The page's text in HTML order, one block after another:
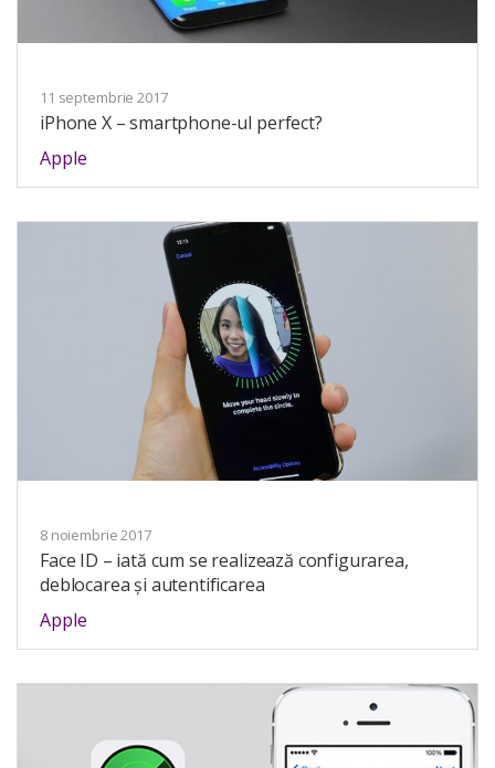
11 septembrie 2017
iPhone X – smartphone-ul perfect?
Apple
8 noiembrie 2017
Face ID – iată cum se realizează configurarea,
deblocarea și autentificarea
Apple